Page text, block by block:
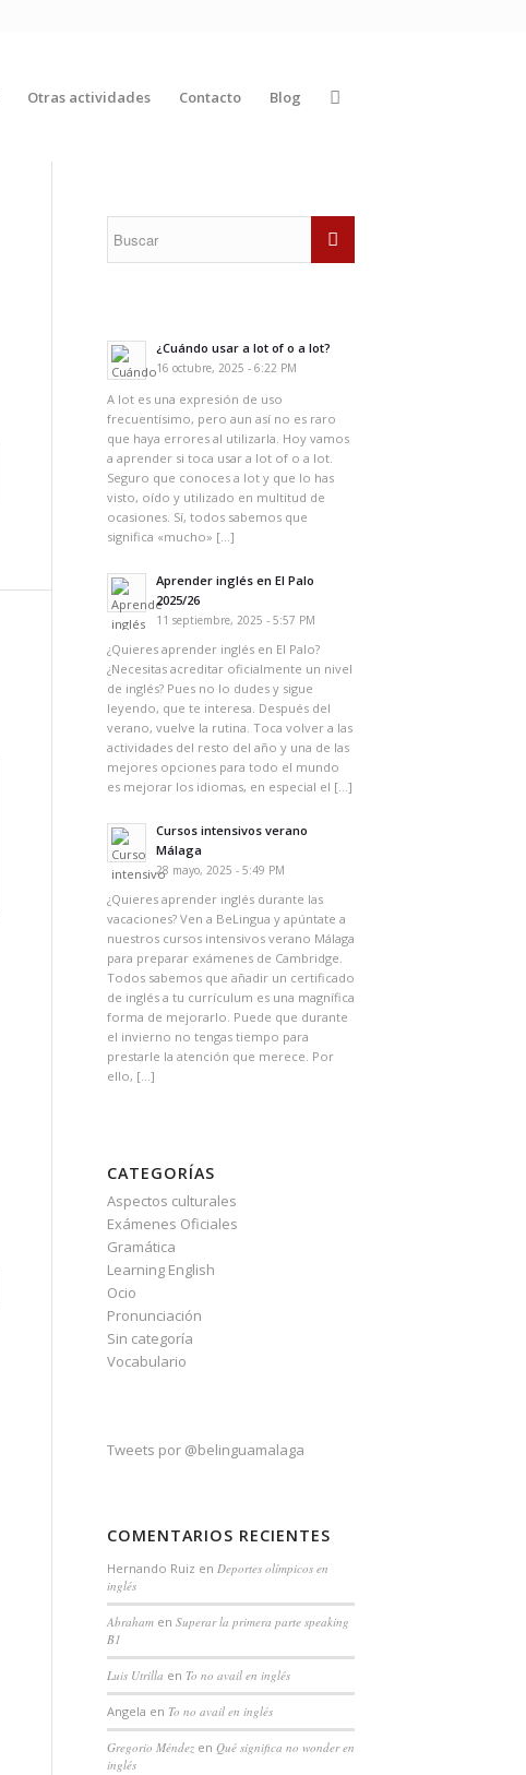
Otras actividades Contacto Blog
¿Cuándo usar a lot of o a lot?
16 octubre, 2025 - 6:22 PM
A lot es una expresión de uso
frecuentísimo, pero aun así no es raro
que haya errores al utilizarla. Hoy vamos
a aprender si toca usar a lot of o a lot.
Seguro que conoces a lot y que lo has
visto, oído y utilizado en multitud de
ocasiones. Sí, todos sabemos que
significa «mucho» […]
Aprender inglés en El Palo
2025/26
11 septiembre, 2025 - 5:57 PM
¿Quieres aprender inglés en El Palo?
¿Necesitas acreditar oficialmente un nivel
de inglés? Pues no lo dudes y sigue
leyendo, que te interesa. Después del
verano, vuelve la rutina. Toca volver a las
actividades del resto del año y una de las
mejores opciones para todo el mundo
es mejorar los idiomas, en especial el […]
Cursos intensivos verano
Málaga
28 mayo, 2025 - 5:49 PM
¿Quieres aprender inglés durante las
vacaciones? Ven a BeLingua y apúntate a
nuestros cursos intensivos verano Málaga
para preparar exámenes de Cambridge.
Todos sabemos que añadir un certificado
de inglés a tu currículum es una magnífica
forma de mejorarlo. Puede que durante
el invierno no tengas tiempo para
prestarle la atención que merece. Por
ello, […]
CATEGORÍAS
Aspectos culturales
Exámenes Oficiales
Gramática
Learning English
Ocio
Pronunciación
Sin categoría
Vocabulario
Tweets por @belinguamalaga
COMENTARIOS RECIENTES
Hernando Ruiz en Deportes olímpicos en
inglés
Abrahamen Superar la primera parte speaking
B1
Luis Utrilla en To no avail en inglés
Angela en To no avail en inglés
Gregorio Méndezen Qué significa no wonder en
inglés